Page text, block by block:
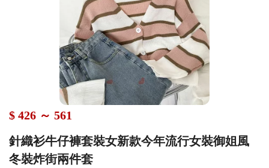
$ 426 ～ 561
針織衫牛仔褲套裝女新款今年流行女裝御姐風
冬裝炸街兩件套